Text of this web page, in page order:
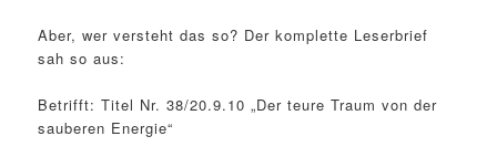
Aber, wer versteht das so? Der komplette Leserbrief
sah so aus:
Betrifft: Titel Nr. 38/20.9.10 „Der teure Traum von der
sauberen Energie“